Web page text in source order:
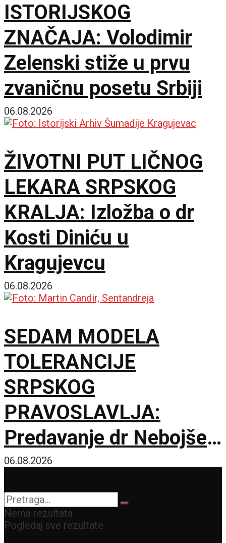
ISTORIJSKOG
ZNAČAJA: Volodimir
Zelenski stiže u prvu
zvaničnu posetu Srbiji
06.08.2026
ŽIVOTNI PUT LIČNOG
LEKARA SRPSKOG
KRALJA: Izložba o dr
Kosti Diniću u
Kragujevcu
06.08.2026
SEDAM MODELA
TOLERANCIJE
SRPSKOG
PRAVOSLAVLJA:
Predavanje dr Nebojše
Šuletića u Galeriji
Matice srpske
06.08.2026
Nema rezultata
Pogledaj sve rezultate